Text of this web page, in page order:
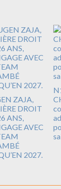
ZAJA,
DROIT
ANS,
AVEC
2027.